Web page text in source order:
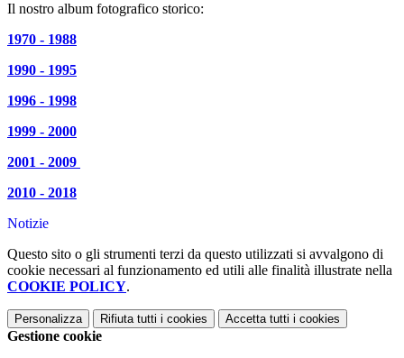
Il nostro album fotografico storico:
1970 - 1988
1990 - 1995
1996 - 1998
1999 - 2000
2001 - 2009
2010 - 2018
Notizie
Questo sito o gli strumenti terzi da questo utilizzati si avvalgono di
cookie necessari al funzionamento ed utili alle finalità illustrate nella
COOKIE POLICY.
Personalizza Rifiuta tutti i cookies Accetta tutti i cookies
Gestione cookie